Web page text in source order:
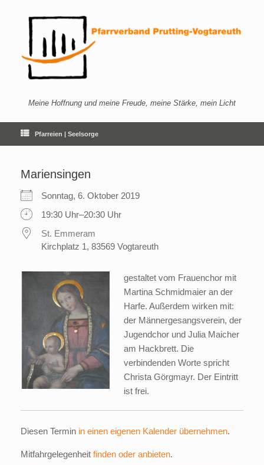
Meine Hoffnung und meine Freude, meine Stärke, mein Licht
Pfarreien | Seelsorge
Mariensingen
Sonntag, 6. Oktober 2019
19:30 Uhr–20:30 Uhr
St. Emmeram
Kirchplatz 1, 83569 Vogtareuth
gestaltet vom Frauenchor mit
Martina Schmidmaier an der
Harfe. Außerdem wirken mit:
der Männergesangsverein, der
Jugendchor und Julia Maicher
am Hackbrett. Die
verbindenden Worte spricht
Christa Görgmayr. Der Eintritt
ist frei.
Diesen Termin in einen eigenen Kalender übernehmen.
Mitfahrgelegenheit finden oder anbieten.